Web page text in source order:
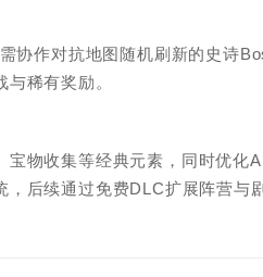
协作对抗地图随机刷新的史诗
稀有奖励。
宝物收集等经典元素，同时优化
后续通过免费DLC扩展阵营与剧